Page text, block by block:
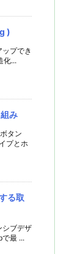
)
プでき
化...
み
タン
プとホ
る取
シブデザ
最 ...